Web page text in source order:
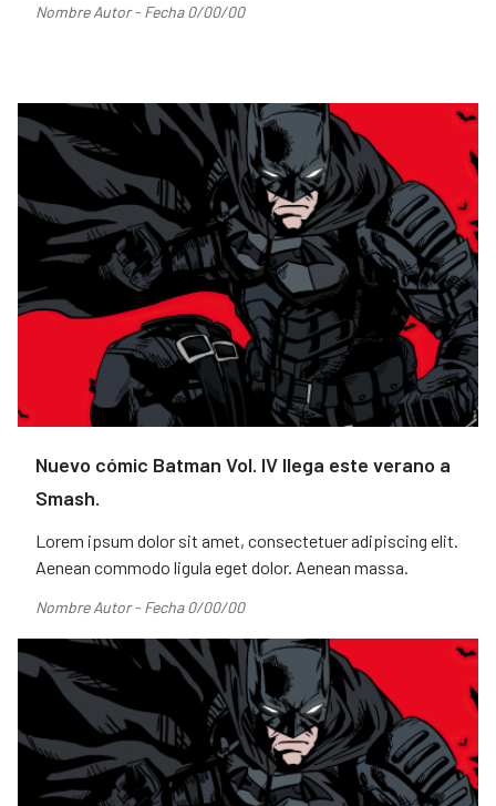
Nombre Autor - Fecha 0/00/00
Nuevo cómic Batman Vol. IV llega este verano a
Smash.
Lorem ipsum dolor sit amet, consectetuer adipiscing elit.
Aenean commodo ligula eget dolor. Aenean massa.
Nombre Autor - Fecha 0/00/00